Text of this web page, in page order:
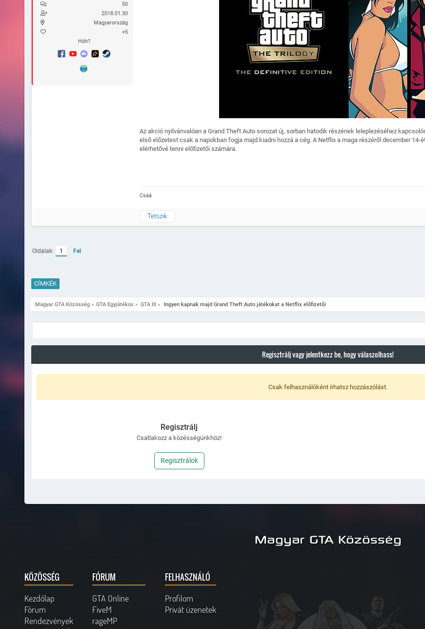
50
2018.01.30
Magyarország
+5
Höh?
Az akció nyilvánvalóan a Grand Theft Auto sorozat új, sorban hatodik részének leleplezéséhez
első előzetest csak a napokban fogja majd kiadni hozzá a cég. A Netflix a maga részéről december
elérhetővé tenni előfizetői számára.
Csáá
Tetszik
Oldalak: 1
Fel
CÍMKÉK
Magyar GTA Közösség » GTA Egyjátékos » GTA III » Ingyen kapnak majd Grand Theft Auto játékokat a Netflix előfizetői
Regisztrálj vagy jelentkezz be, hogy válaszolhass!
Csak felhasználóként írhatsz hozzászólást.
Regisztrálj
Csatlakozz a közésségünkhöz!
Regisztrálok
Magyar GTA Közösség
KÖZÖSSÉG
Kezdőlap
Fórum
Rendezvények
FÓRUM
GTA Online
FiveM
rageMP
FELHASZNÁLÓ
Profilom
Privát üzenetek